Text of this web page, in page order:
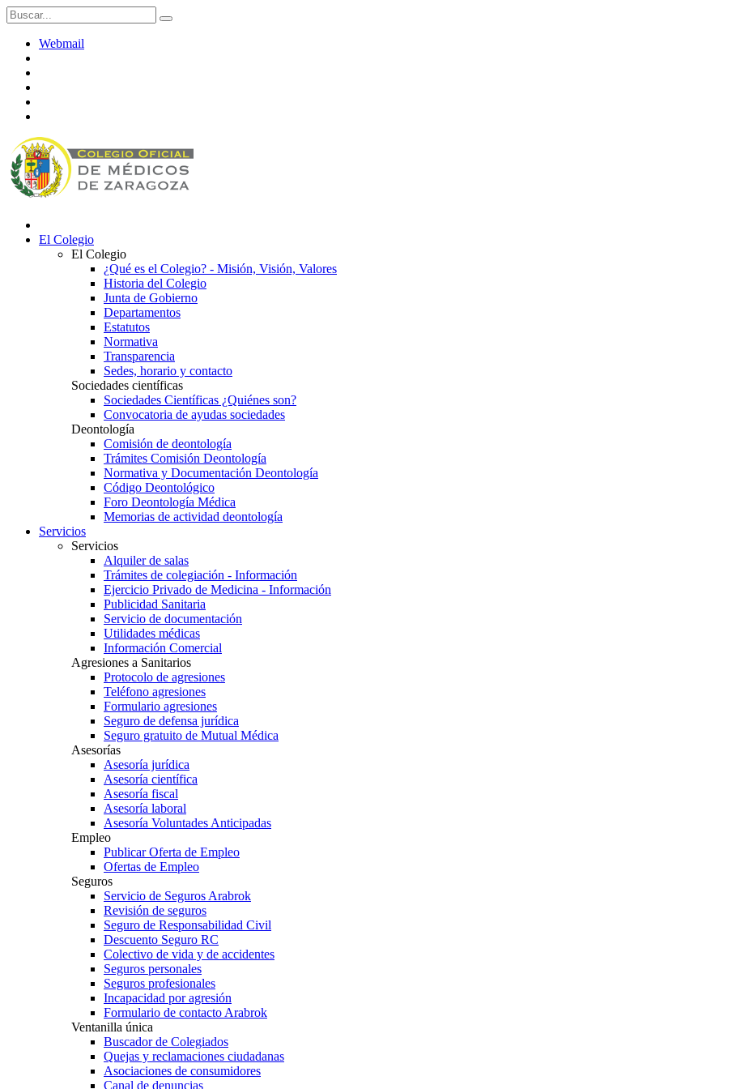
Webmail
El Colegio
El Colegio
¿Qué es el Colegio? - Misión, Visión, Valores
Historia del Colegio
Junta de Gobierno
Departamentos
Estatutos
Normativa
Transparencia
Sedes, horario y contacto
Sociedades científicas
Sociedades Científicas ¿Quiénes son?
Convocatoria de ayudas sociedades
Deontología
Comisión de deontología
Trámites Comisión Deontología
Normativa y Documentación Deontología
Código Deontológico
Foro Deontología Médica
Memorias de actividad deontología
Servicios
Servicios
Alquiler de salas
Trámites de colegiación - Información
Ejercicio Privado de Medicina - Información
Publicidad Sanitaria
Servicio de documentación
Utilidades médicas
Información Comercial
Agresiones a Sanitarios
Protocolo de agresiones
Teléfono agresiones
Formulario agresiones
Seguro de defensa jurídica
Seguro gratuito de Mutual Médica
Asesorías
Asesoría jurídica
Asesoría científica
Asesoría fiscal
Asesoría laboral
Asesoría Voluntades Anticipadas
Empleo
Publicar Oferta de Empleo
Ofertas de Empleo
Seguros
Servicio de Seguros Arabrok
Revisión de seguros
Seguro de Responsabilidad Civil
Descuento Seguro RC
Colectivo de vida y de accidentes
Seguros personales
Seguros profesionales
Incapacidad por agresión
Formulario de contacto Arabrok
Ventanilla única
Buscador de Colegiados
Quejas y reclamaciones ciudadanas
Asociaciones de consumidores
Canal de denuncias